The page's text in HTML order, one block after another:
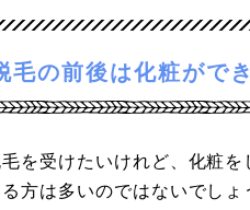
毛の前後は化粧がで
を受けたいけれど、化粧
方は多いのではないでし